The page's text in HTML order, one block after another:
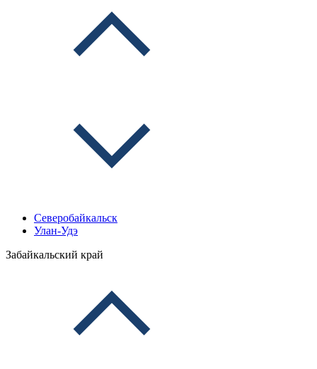
Северобайкальск
Улан-Удэ
Забайкальский край